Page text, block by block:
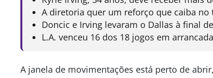
A diretoria quer um reforço que caiba no
Doncic e Irving levaram o Dallas à final
L.A. venceu 16 dos 18 jogos em
A janela de movimentações está perto de